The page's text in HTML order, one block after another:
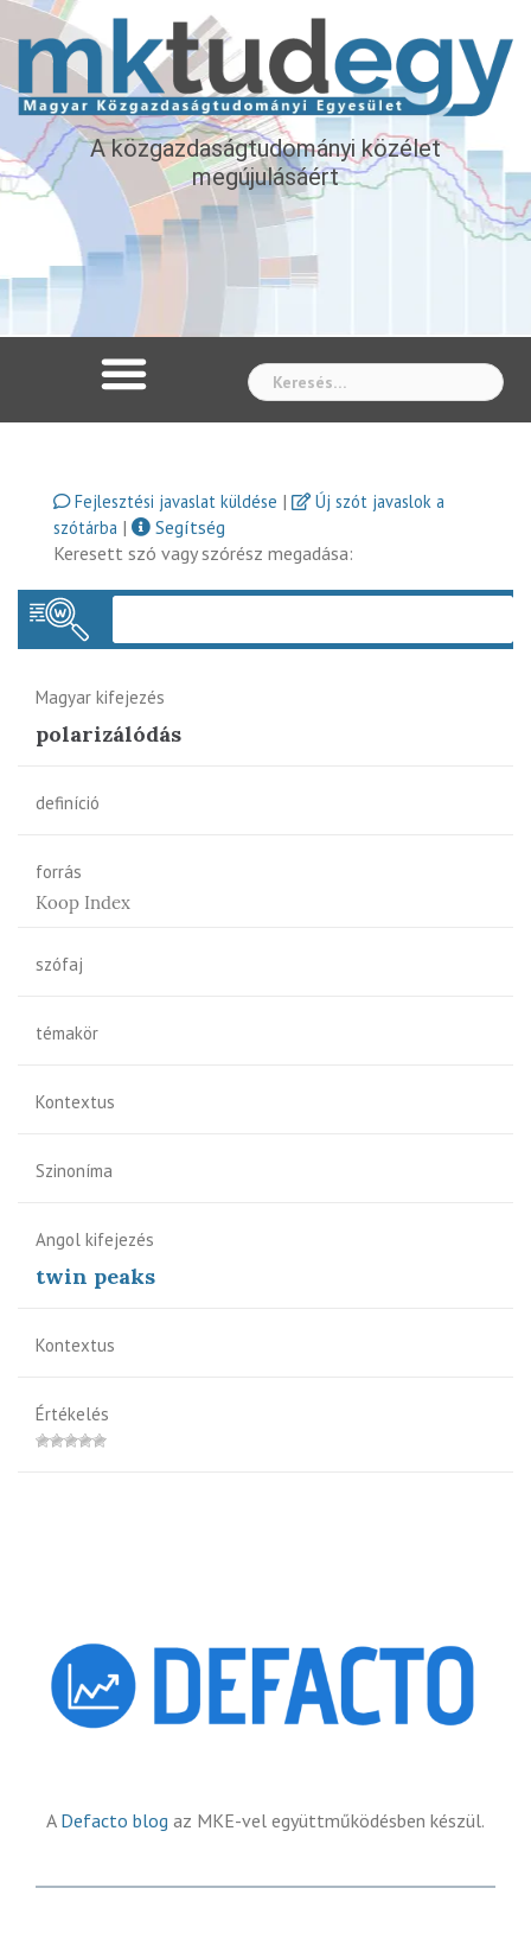
A közgazdaságtudományi közélet
megújulásáért
Fejlesztési javaslat küldése |
Új szót javaslok a
szótárba |
Segítség
Keresett szó vagy szórész megadása:
Magyar kifejezés
polarizálódás
definíció
forrás
Koop Index
szófaj
témakör
Kontextus
Szinoníma
Angol kifejezés
twin peaks
Kontextus
Értékelés
A Defacto blog az MKE-vel együttműködésben készül.